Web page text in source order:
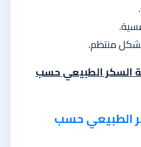
منتظم.
السكر الطبيعي حسب
الطبيعي حسب